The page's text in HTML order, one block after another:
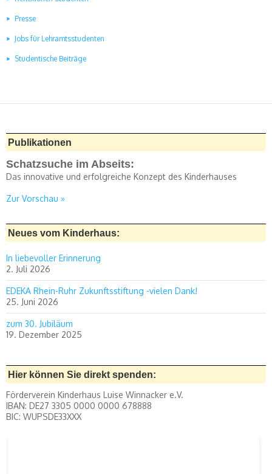
Presse
Jobs für Lehramtsstudenten
Studentische Beiträge
Publikationen
Schatzsuche im Abseits:
Das innovative und erfolgreiche Konzept des Kinderhauses
Zur Vorschau »
Neues vom Kinderhaus:
In liebevoller Erinnerung
2. Juli 2026
EDEKA Rhein-Ruhr Zukunftsstiftung -vielen Dank!
25. Juni 2026
zum 30. Jubiläum
19. Dezember 2025
Hier können Sie direkt spenden:
Förderverein Kinderhaus Luise Winnacker e.V.
IBAN: DE27 3305 0000 0000 678888
BIC: WUPSDE33XXX